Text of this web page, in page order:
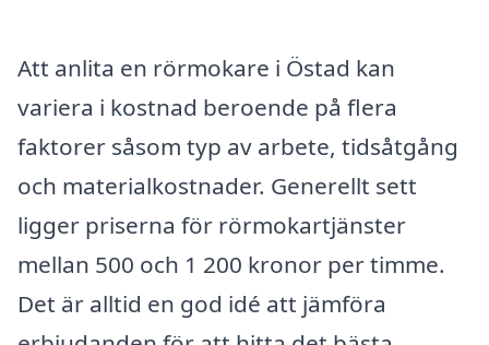
Att anlita en rörmokare i Östad kan
variera i kostnad beroende på flera
faktorer såsom typ av arbete, tidsåtgång
och materialkostnader. Generellt sett
ligger priserna för rörmokartjänster
mellan 500 och 1 200 kronor per timme.
Det är alltid en god idé att jämföra